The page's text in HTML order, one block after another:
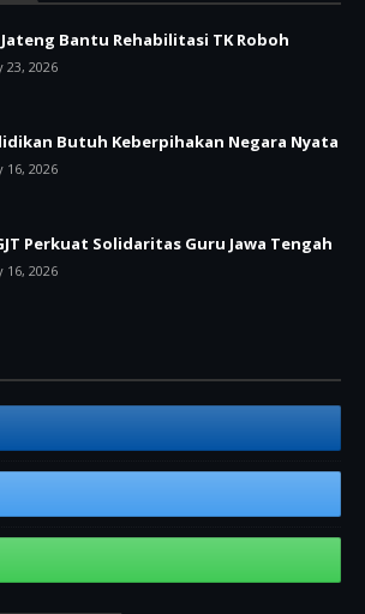
Jateng Bantu Rehabilitasi TK Roboh
23, 2026
Butuh Keberpihakan Negara Nyata
16, 2026
Perkuat Solidaritas Guru Jawa Tengah
16, 2026